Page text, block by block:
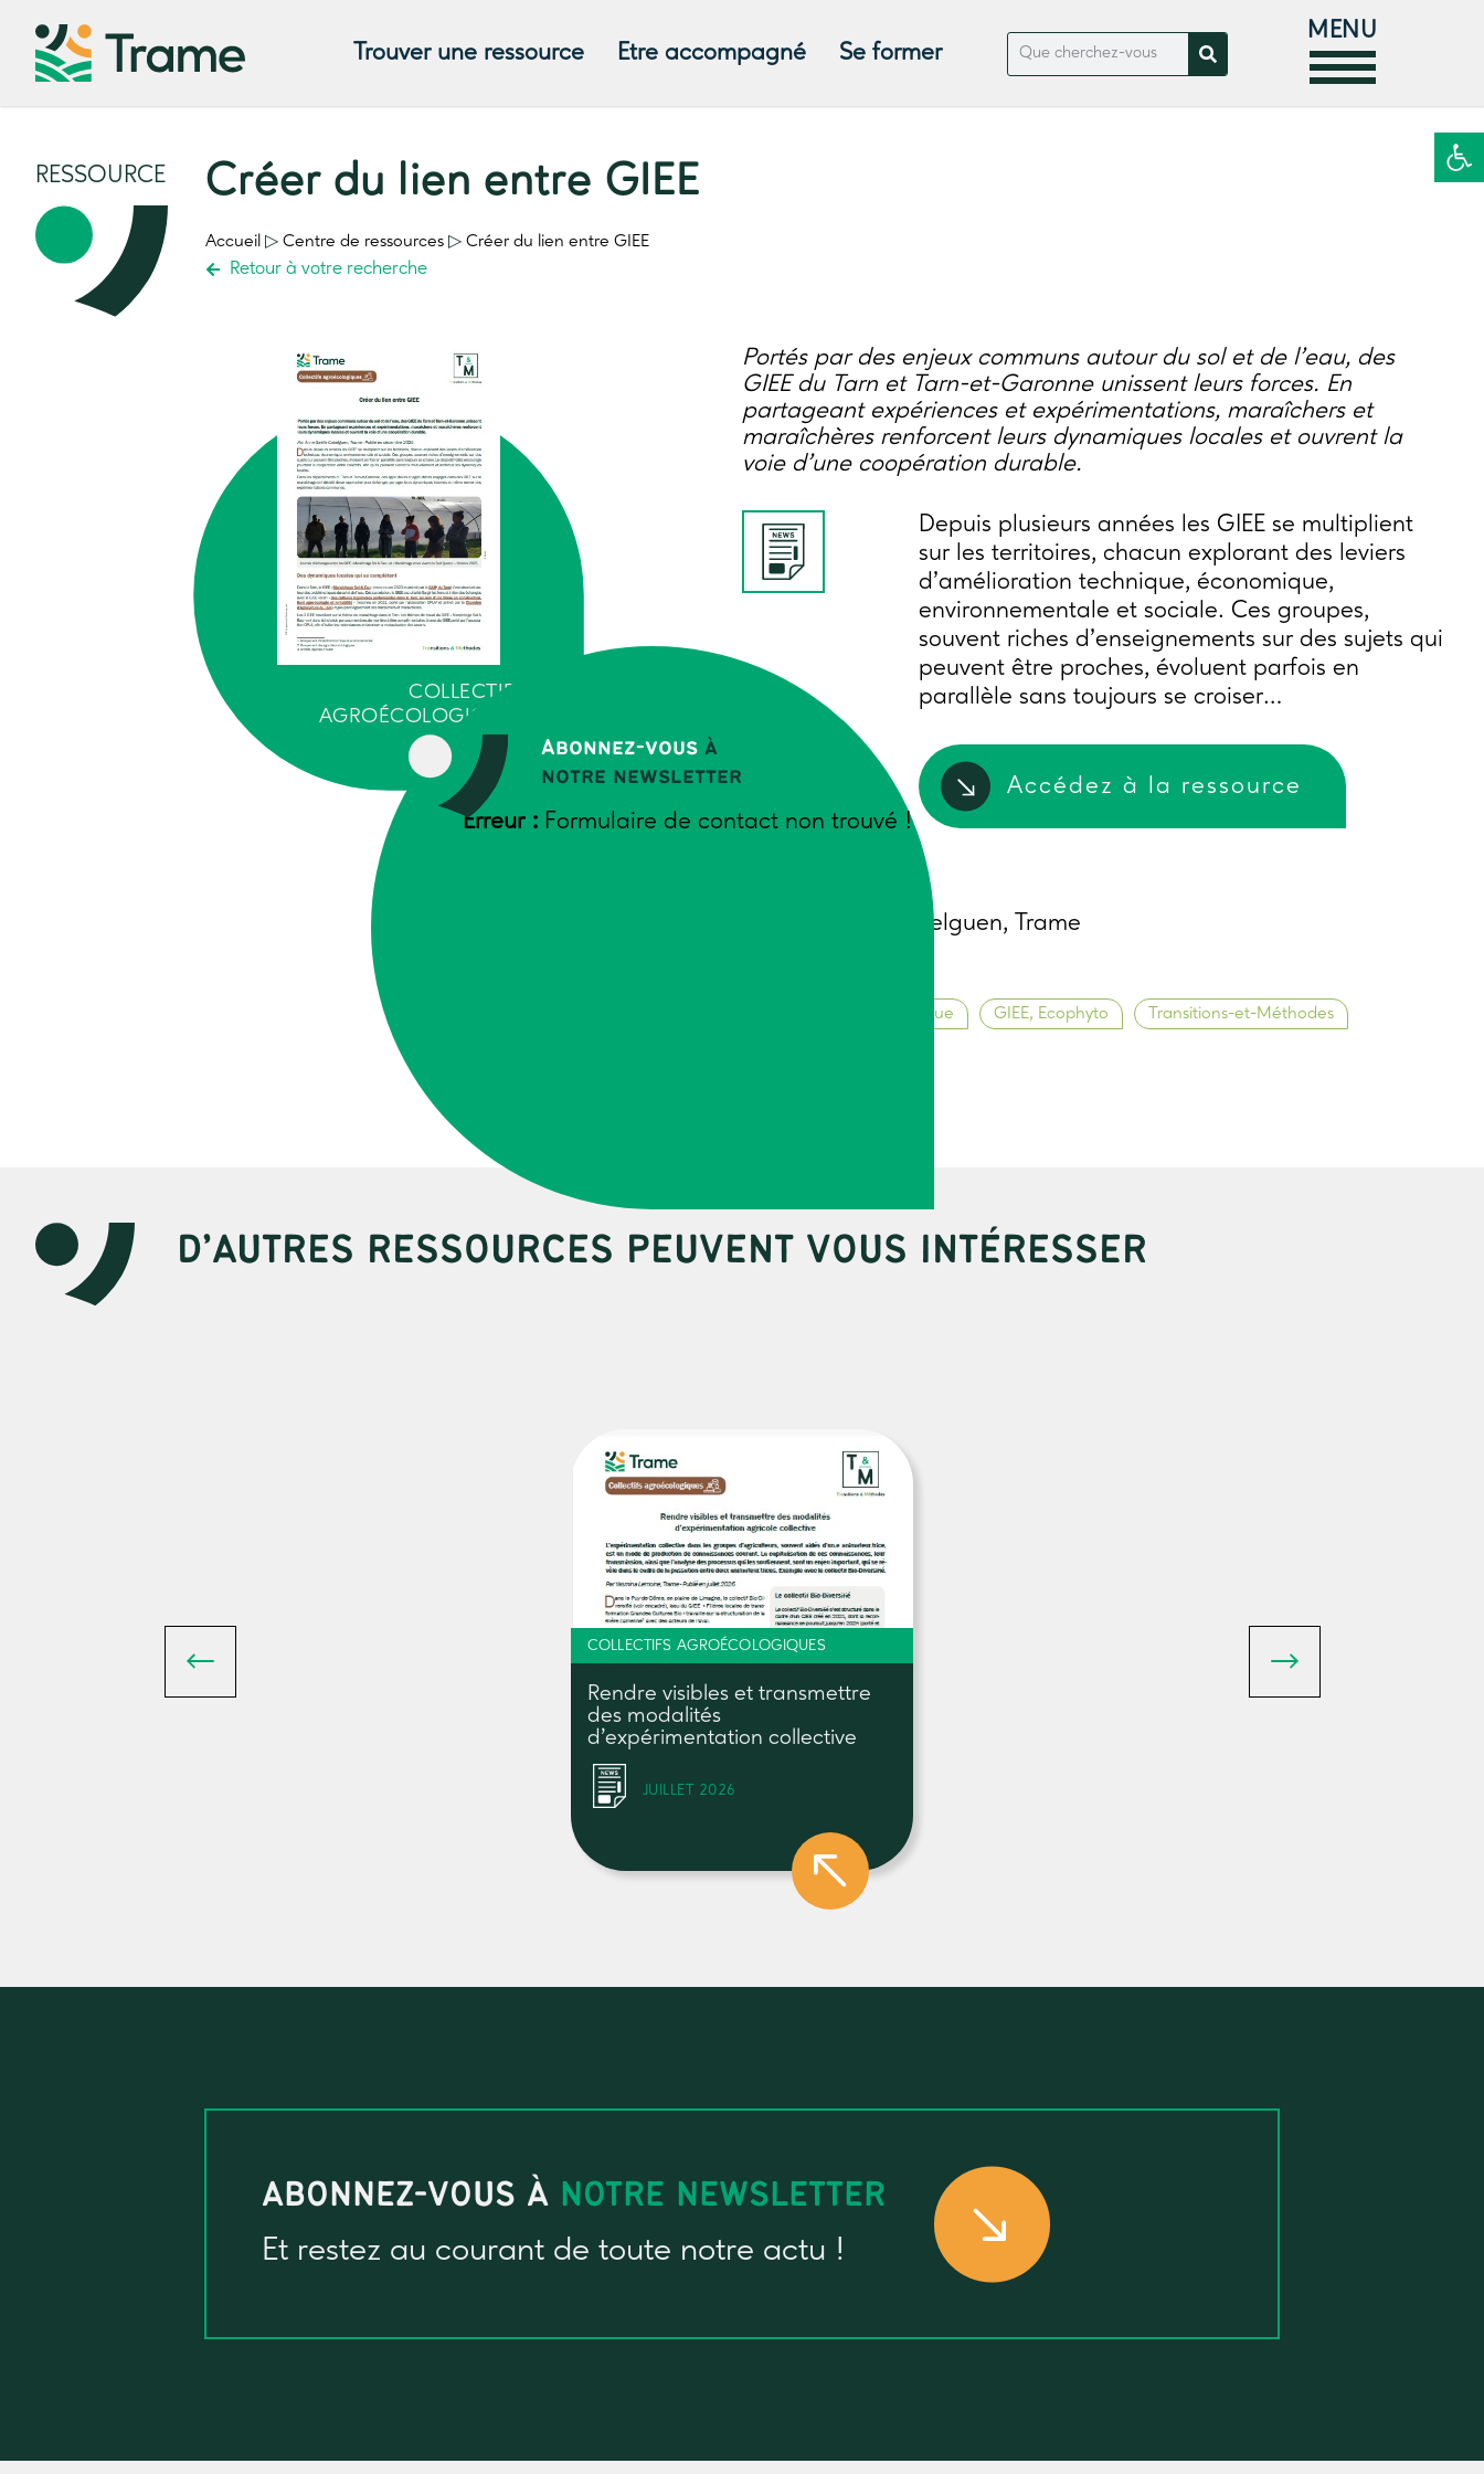
Ouvrir
Trouver une ressource Etre accompagné Se former
MENU
Abonnez-vous à
notre newsletter
Erreur : Formulaire de contact non trouvé !
RESSOURCE Créer du lien entre GIEE
Accueil ▷ Centre de ressources ▷ Créer du lien entre GIEE
Retour à votre recherche
COLLECTIFS
AGROÉCOLOGIQUES
Portés par des enjeux communs autour du sol et de l’eau, des
GIEE du Tarn et Tarn-et-Garonne unissent leurs forces. En
partageant expériences et expérimentations, maraîchers et
maraîchères renforcent leurs dynamiques locales et ouvrent la
voie d’une coopération durable.
Depuis plusieurs années les GIEE se multiplient
sur les territoires, chacun explorant des leviers
d’amélioration technique, économique,
environnementale et sociale. Ces groupes,
souvent riches d’enseignements sur des sujets qui
peuvent être proches, évoluent parfois en
parallèle sans toujours se croiser…
Accédez à la ressource
Anne-Gaëlle Cabelguen, Trame
Transition agroécologique GIEE, Ecophyto Transitions-et-Méthodes
D’AUTRES RESSOURCES PEUVENT VOUS INTÉRESSER
COLLECTIFS AGROÉCOLOGIQUES
Rendre visibles et transmettre
des modalités
d’expérimentation collective
JUILLET 2026
ABONNEZ-VOUS À NOTRE NEWSLETTER
Et restez au courant de toute notre actu !